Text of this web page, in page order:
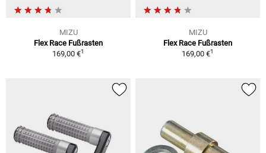
MIZU
Flex Race Fußrasten
169,00 €1
MIZU
Flex Race Fußrasten
169,00 €1